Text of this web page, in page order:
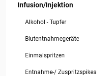
Infusion/Injektion
Alkohol - Tupfer
Blutentnahmegeräte
Einmalspritzen
Entnahme-/ Zuspritzspikes